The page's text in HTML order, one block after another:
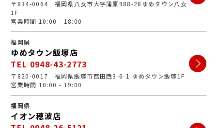
〒834-0064 福岡県八女市大字蒲原988-28ゆめタウン八女
1F
営業時間 10:00 - 18:00
福岡県
ゆめタウン飯塚店
TEL 0948-43-2773
〒820-0017 福岡県飯塚市菰田西3-6-1 ゆめタウン飯塚1F
営業時間 10:00 - 19:00
福岡県
イオン穂波店